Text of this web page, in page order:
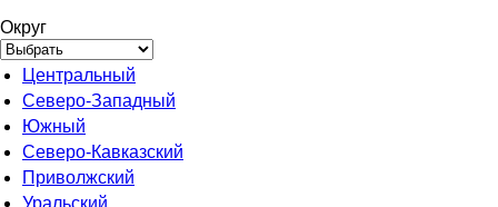
Округ
Центральный
Северо-Западный
Южный
Северо-Кавказский
Приволжский
Уральский